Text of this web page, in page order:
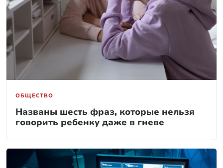
ОБЩЕСТВО
Названы шесть фраз, которые нельзя
говорить ребенку даже в гневе